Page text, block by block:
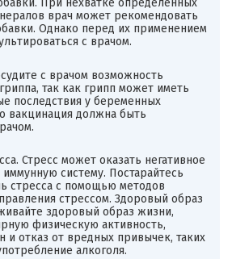
При нехватке определенных
врач может рекомендовать
Однако перед их применением
с врачом.
с врачом возможность
так как грипп может иметь
последствия у беременных
вакцинация должна быть
Стресс может оказать негативное
иммунную систему. Постарайтесь
стресса с помощью методов
стрессом. Здоровый образ
здоровый образ жизни,
физическую активность,
и отказ от вредных привычек, таких
алкоголя.